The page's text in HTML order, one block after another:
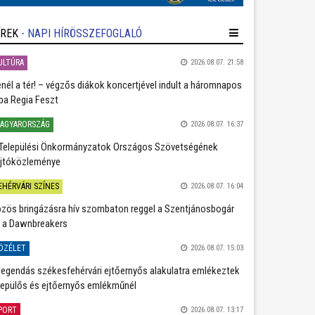
- NAPI HÍRÖSSZEFOGLALÓ
2026.08.07. 21:58
a tér! – végzős diákok koncertjével indult a háromnapos
Regia Feszt
2026.08.07. 16:37
Önkormányzatok Országos Szövetségének
SZÍNES 2026.08.07. 16:04
bringázásra hív szombaton reggel a Szentjánosbogár
Dawnbreakers
2026.08.07. 15:03
székesfehérvári ejtőernyős alakulatra emlékeztek
és ejtőernyős emlékműnél
2026.08.07. 13:17